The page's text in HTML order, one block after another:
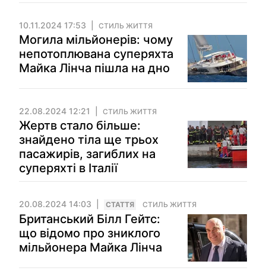
10.11.2024 17:53 СТИЛЬ ЖИТТЯ
Могила мільйонерів: чому
непотоплювана суперяхта
Майка Лінча пішла на дно
22.08.2024 12:21 СТИЛЬ ЖИТТЯ
Жертв стало більше:
знайдено тіла ще трьох
пасажирів, загиблих на
суперяхті в Італії
20.08.2024 14:03 СТАТТЯ СТИЛЬ ЖИТТЯ
Британський Білл Гейтс:
що відомо про зниклого
мільйонера Майка Лінча